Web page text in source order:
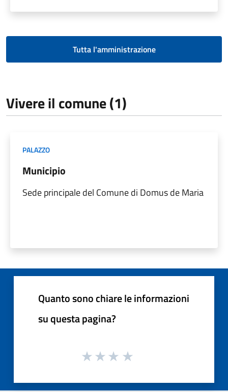
Tutta l'amministrazione
Vivere il comune (1)
PALAZZO
Municipio
Sede principale del Comune di Domus de Maria
Quanto sono chiare le informazioni
su questa pagina?